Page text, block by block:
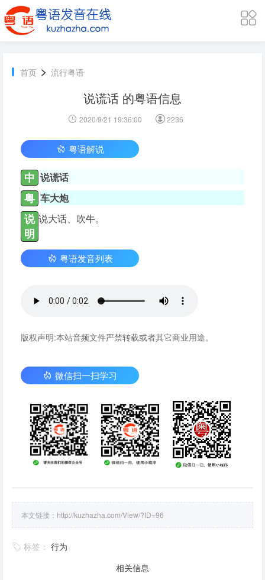
首页 > 流行粤语
说谎话 的粤语信息
2020/9/21 19:36:00 2236
粤语解说
中 说谎话
粤 车大炮
说
明
说大话、吹牛。
粤语发音列表
版权声明:本站音频文件严禁转载或者其它商业用途。
微信扫一扫学习
本文链接： http://kuzhazha.com/View/?ID=96
标签： 行为
相关信息